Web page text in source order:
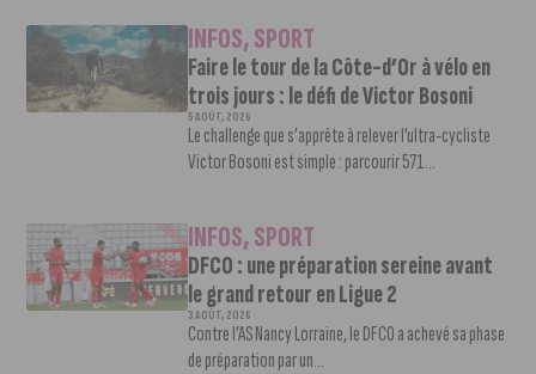
INFOS,SPORT
Faire le tour de la Côte-d’Or à vélo en
trois jours : le défi de Victor Bosoni
5 AOÛT, 2026
Le challenge que s’apprête à relever l’ultra-cycliste
Victor Bosoni est simple : parcourir 571...
INFOS,SPORT
DFCO : une préparation sereine avant
le grand retour en Ligue 2
3 AOÛT, 2026
Contre l’AS Nancy Lorraine, le DFCO a achevé sa phase
de préparation par un...